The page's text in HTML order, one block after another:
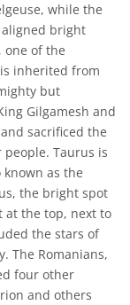
while the
aligned bright
one of the
inherited from
but
Gilgamesh and
sacrificed the
Taurus is
as the
the bright spot
at the top, next to
the stars of
The Romanians,
four other
and others